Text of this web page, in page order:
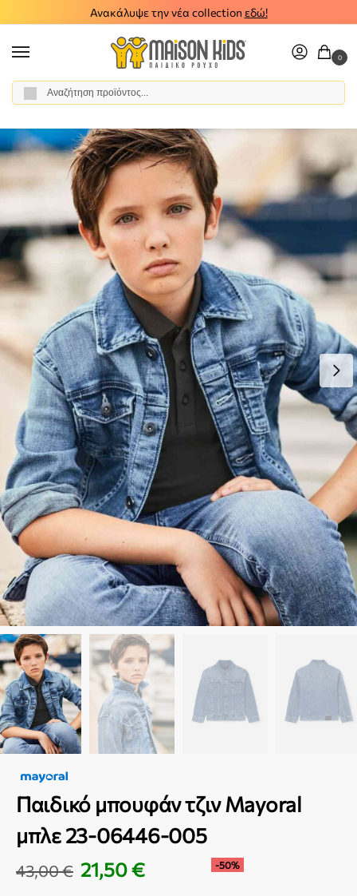
Ανακάλυψε την νέα collection εδώ!
0
Αρχική σελίδα / Αγόρι / Ρούχα
Παιδικό μπουφάν τζιν Mayoral
μπλε 23-06446-005
43,00€ 21,50€ -50%